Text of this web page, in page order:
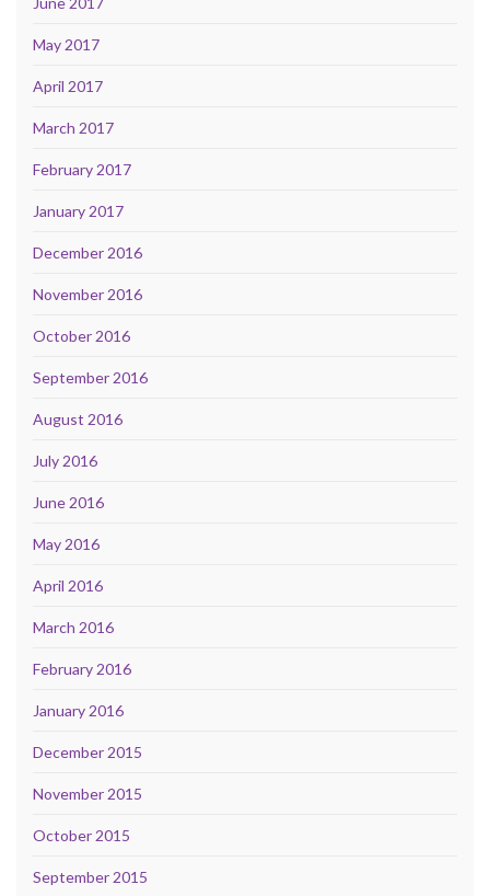
May 2017
April 2017
March 2017
February 2017
January 2017
December 2016
November 2016
October 2016
September 2016
August 2016
July 2016
June 2016
May 2016
April 2016
March 2016
February 2016
January 2016
December 2015
November 2015
October 2015
September 2015